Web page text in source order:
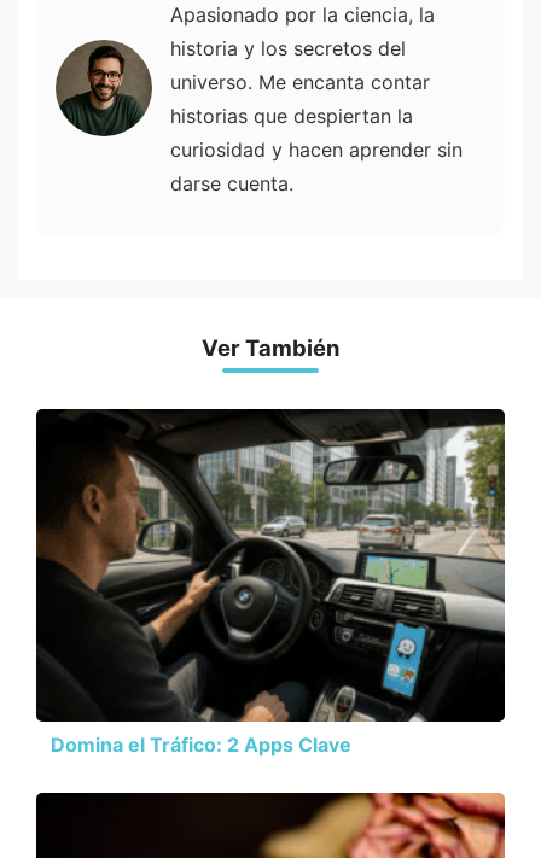
Apasionado por la ciencia, la
historia y los secretos del
universo. Me encanta contar
historias que despiertan la
curiosidad y hacen aprender sin
darse cuenta.
Ver También
Domina el Tráfico: 2 Apps Clave